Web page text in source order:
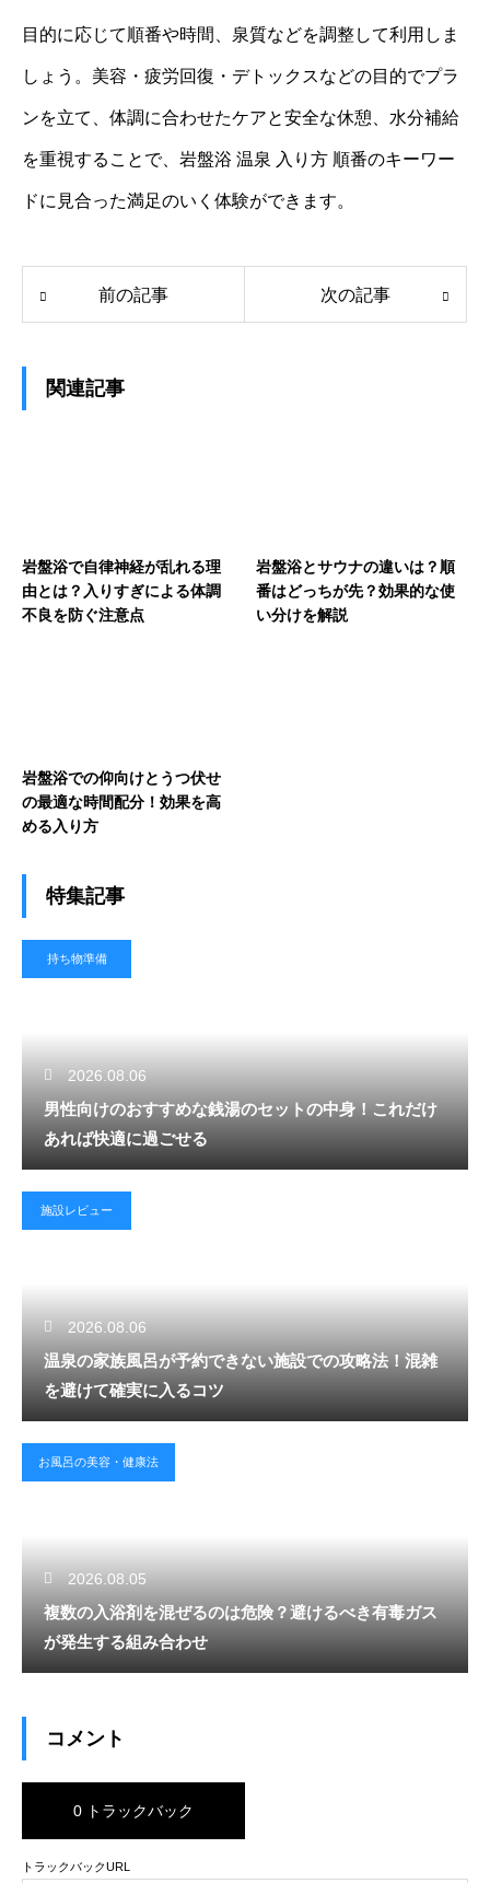
目的に応じて順番や時間、泉質などを調整して利用しま
しょう。美容・疲労回復・デトックスなどの目的でプラ
ンを立て、体調に合わせたケアと安全な休憩、水分補給
を重視することで、岩盤浴 温泉 入り方 順番のキーワー
ドに見合った満足のいく体験ができます。
前の記事 次の記事
関連記事
岩盤浴で自律神経が乱れる理
由とは？入りすぎによる体調
不良を防ぐ注意点
岩盤浴とサウナの違いは？順
番はどっちが先？効果的な使
い分けを解説
岩盤浴での仰向けとうつ伏せ
の最適な時間配分！効果を高
める入り方
特集記事
持ち物準備
2026.08.06
男性向けのおすすめな銭湯のセットの中身！これだけ
あれば快適に過ごせる
施設レビュー
2026.08.06
温泉の家族風呂が予約できない施設での攻略法！混雑
を避けて確実に入るコツ
お風呂の美容・健康法
2026.08.05
複数の入浴剤を混ぜるのは危険？避けるべき有毒ガス
が発生する組み合わせ
コメント
0 トラックバック
トラックバックURL